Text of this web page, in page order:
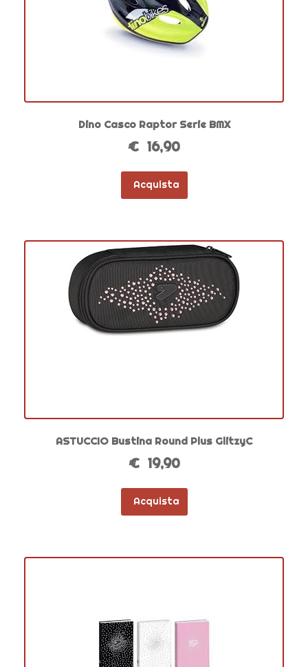
Dino Casco Raptor Serie BMX
€ 16,90
Acquista
ASTUCCIO Bustina Round Plus GlitzyC
€ 19,90
Acquista